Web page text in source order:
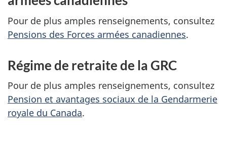
Pour de plus amples renseignements, consultez
Pensions des Forces armées canadiennes.
Régime de retraite de la GRC
Pour de plus amples renseignements, consultez
Pension et avantages sociaux de la Gendarmerie
royale du Canada.